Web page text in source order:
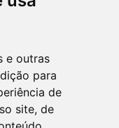
e outras
para
de
site, de
Bancária
Nacional de
Cosif-e